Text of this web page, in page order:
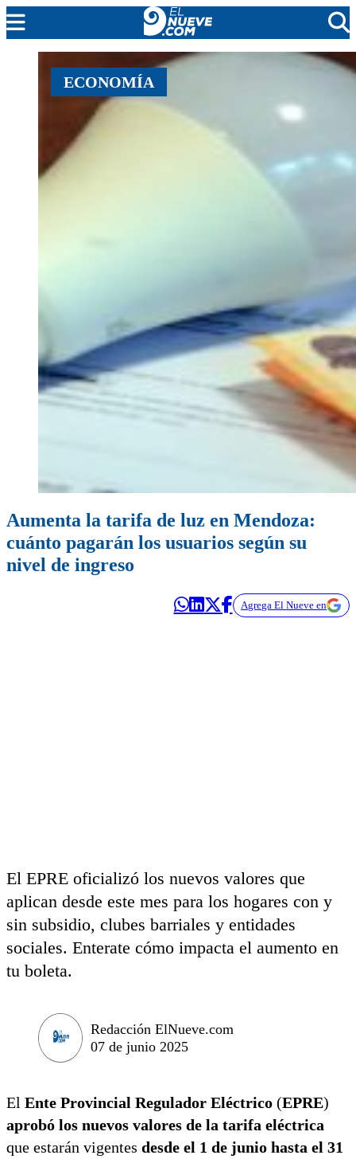
MENDOZA
CADA DÍA
ARGENTINA
NOTICIERO 9
PROTAGONISTAS
ECONOMÍA
Aumenta la tarifa de luz en Mendoza:
cuánto pagarán los usuarios según su
nivel de ingreso
Agrega El Nueve en
El EPRE oficializó los nuevos valores que
aplican desde este mes para los hogares con y
sin subsidio, clubes barriales y entidades
sociales. Enterate cómo impacta el aumento en
tu boleta.
Redacción ElNueve.com
07 de junio 2025
El Ente Provincial Regulador Eléctrico (EPRE)
aprobó los nuevos valores de la tarifa eléctrica
que estarán vigentes desde el 1 de junio hasta el 31